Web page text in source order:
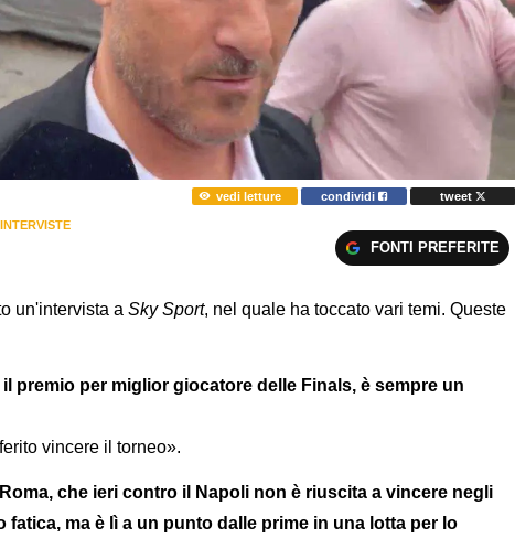
vedi letture condividi tweet
INTERVISTE
FONTI PREFERITE
un'intervista a Sky Sport, nel quale ha toccato vari temi. Queste
premio per miglior giocatore delle Finals, è sempre un
vincere il torneo».
che ieri contro il Napoli non è riuscita a vincere negli
ma è lì a un punto dalle prime in una lotta per lo